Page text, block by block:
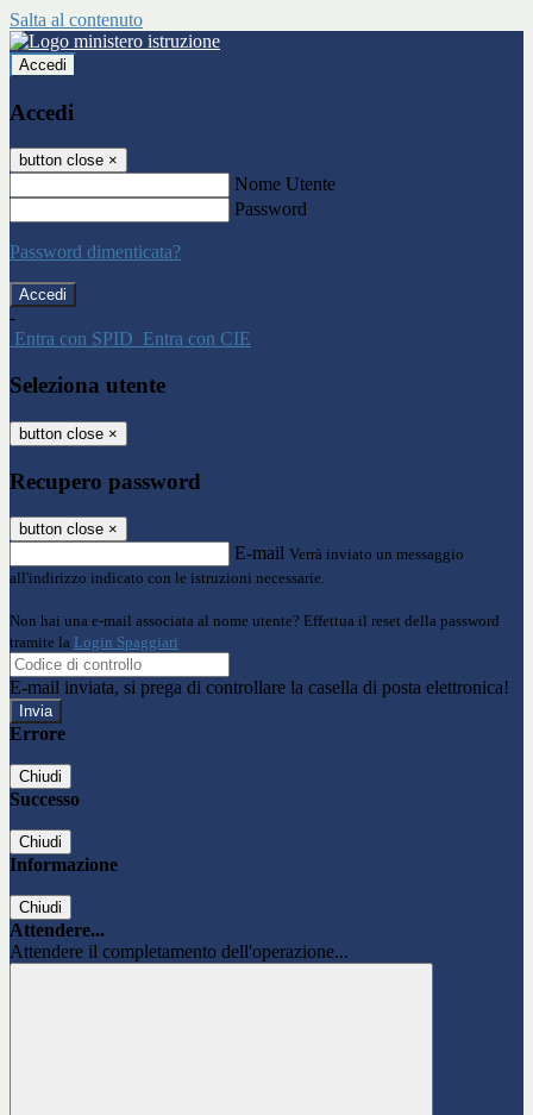
Salta al contenuto
Accedi
Accedi
button close ×
Nome Utente
Password
Password dimenticata?
-
Entra con SPID Entra con CIE
Seleziona utente
button close ×
Recupero password
button close ×
E-mail Verrà inviato un messaggio
all'indirizzo indicato con le istruzioni necessarie.
Non hai una e-mail associata al nome utente? Effettua il reset della password
tramite la Login Spaggiari
E-mail inviata, si prega di controllare la casella di posta elettronica!
Errore
Chiudi
Successo
Chiudi
Informazione
Chiudi
Attendere...
Attendere il completamento dell'operazione...